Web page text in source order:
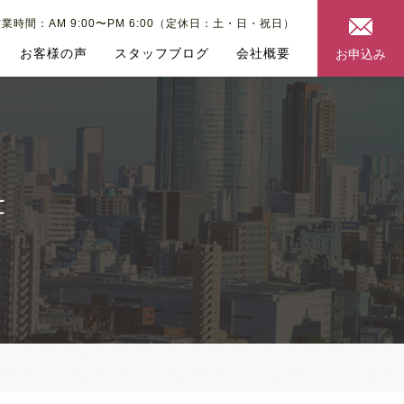
時間：AM 9:00〜PM 6:00（定休日：土・日・祝日）
お客様の声 スタッフブログ 会社概要 お申込み